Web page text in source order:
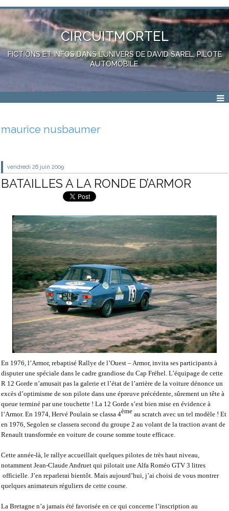
CIRCUITMORTEL
FICTIONS ET INFOS DANS L'UNIVERS DE DAVID SAREL, PILOTE
AUTOMOBILE.
maurice nusbaumer
vendredi 26 juin 2009
BATAILLES A LA RONDE D’ARMOR
En 1976, l’Armor, rebaptisé Rallye de l’Ouest – Armor, invita ses participants à
disputer une spéciale dans le cadre grandiose du Cap Fréhel. L’équipage de cette
R 12 Gorde n’amusait pas la galerie et l’état de l’arrière de la voiture dénonce un
excès d’optimisme de son pilote dans une épreuve précédente, sûrement un tête à
queue terminé par une touchette ! La 12 Gorde s’est bien mise en évidence à
l’Armor. En 1974, Hervé Poulain se classa 4ème au scratch avec un tel modèle ! Et
en 1976, Segolen se classera second du groupe 2 au volant de la traction avant de
Renault transformée en voiture de course somme toute efficace.
Cette année-là, le rallye accueillait quelques pilotes de très haut niveau,
notamment Jean-Claude Andruet qui pilotait une Alfa Roméo GTV 3 litres
officielle. J’en reparlerai bientôt. Mais aujourd’hui, j’ai choisi de vous montrer
quelques animateurs réguliers de cette course.
La Bretagne n’a jamais été favorisée en ce qui concerne l’inscription au